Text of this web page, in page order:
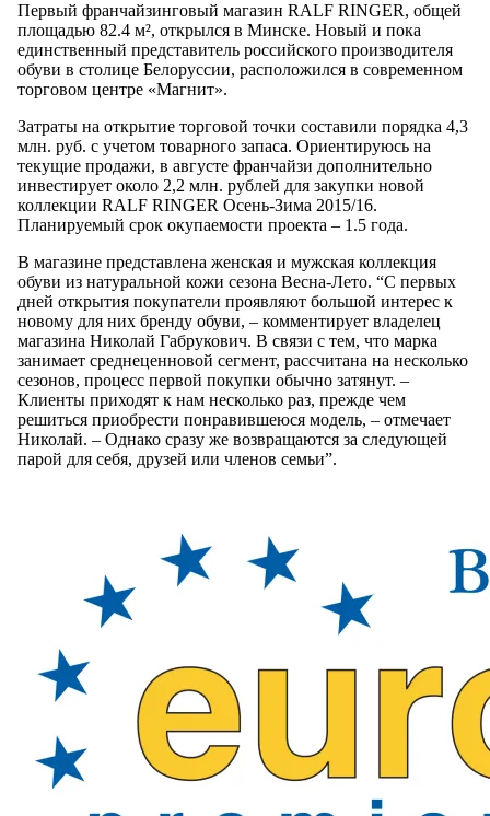
Первый франчайзинговый магазин RALF RINGER, общей
площадью 82.4 м², открылся в Минске. Новый и пока
единственный представитель российского производителя
обуви в столице Белоруссии, расположился в современном
торговом центре «Магнит».
Затраты на открытие торговой точки составили порядка 4,3
млн. руб. с учетом товарного запаса. Ориентируюсь на
текущие продажи, в августе франчайзи дополнительно
инвестирует около 2,2 млн. рублей для закупки новой
коллекции RALF RINGER Осень-Зима 2015/16.
Планируемый срок окупаемости проекта – 1.5 года.
В магазине представлена женская и мужская коллекция
обуви из натуральной кожи сезона Весна-Лето. “С первых
дней открытия покупатели проявляют большой интерес к
новому для них бренду обуви, – комментирует владелец
магазина Николай Габрукович. В связи с тем, что марка
занимает среднеценновой сегмент, рассчитана на несколько
сезонов, процесс первой покупки обычно затянут. –
Клиенты приходят к нам несколько раз, прежде чем
решиться приобрести понравившеюся модель, – отмечает
Николай. – Однако сразу же возвращаются за следующей
парой для себя, друзей или членов семьи”.